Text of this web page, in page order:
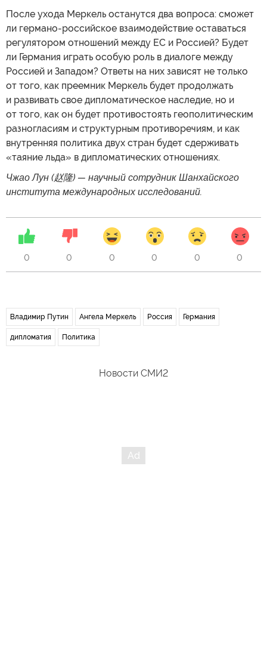
После ухода Меркель останутся два вопроса: сможет
ли германо-российское взаимодействие оставаться
регулятором отношений между ЕС и Россией? Будет
ли Германия играть особую роль в диалоге между
Россией и Западом? Ответы на них зависят не только
от того, как преемник Меркель будет продолжать
и развивать свое дипломатическое наследие, но и
от того, как он будет противостоять геополитическим
разногласиям и структурным противоречиям, и как
внутренняя политика двух стран будет сдерживать
«таяние льда» в дипломатических отношениях.
Чжао Лун (赵隆) — научный сотрудник Шанхайского
института международных исследований.
0 0 0 0 0 0
Владимир Путин Ангела Меркель Россия Германия
дипломатия Политика
Новости СМИ2